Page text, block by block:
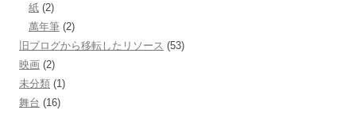
紙 (2)
萬年筆 (2)
旧ブログから移転したリソース (53)
映画 (2)
未分類 (1)
舞台 (16)